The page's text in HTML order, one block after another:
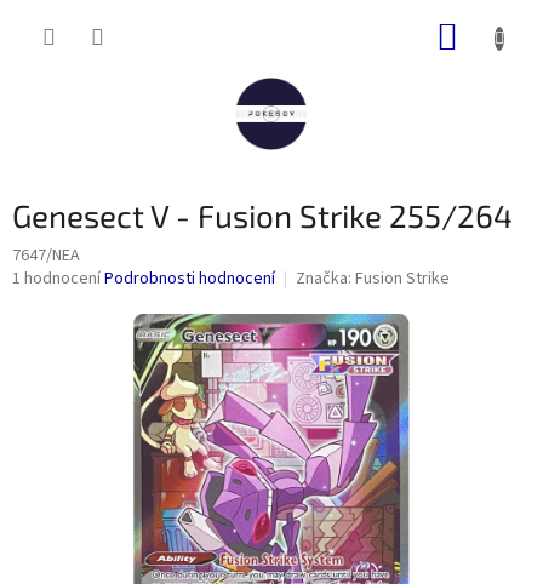
Genesect V - Fusion Strike 255/264
7647/NEA
Průměrné
1 hodnoceníPodrobnosti hodnocení Značka: Fusion Strike